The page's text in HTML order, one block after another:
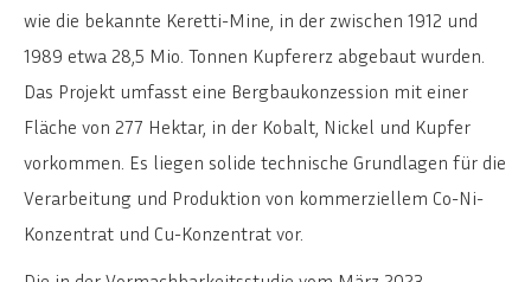
wie die bekannte Keretti-Mine, in der zwischen 1912 und
1989 etwa 28,5 Mio. Tonnen Kupfererz abgebaut wurden.
Das Projekt umfasst eine Bergbaukonzession mit einer
Fläche von 277 Hektar, in der Kobalt, Nickel und Kupfer
vorkommen. Es liegen solide technische Grundlagen für die
Verarbeitung und Produktion von kommerziellem Co-Ni-
Konzentrat und Cu-Konzentrat vor.